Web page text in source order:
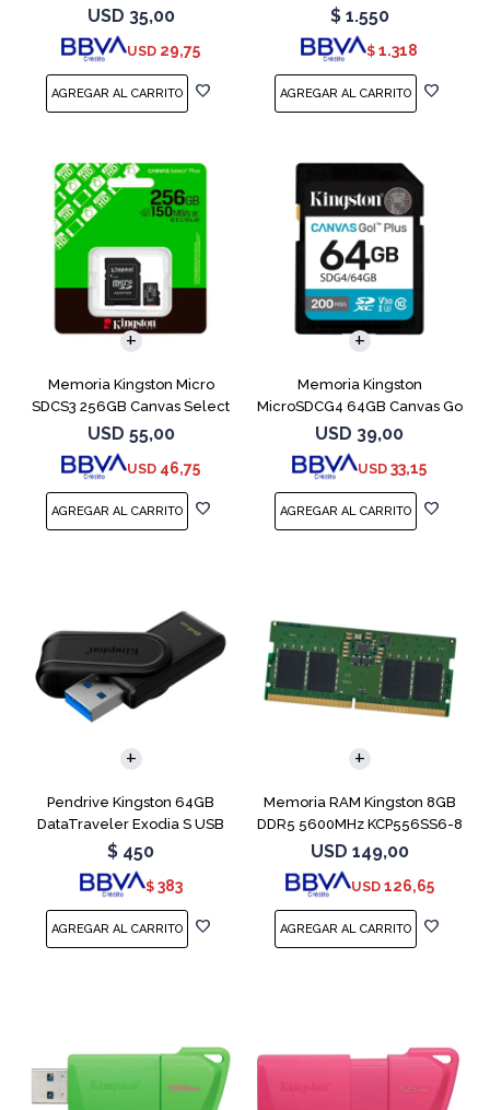
Plus
USD 35,00
USD 29,75
Naranja
$ 1.550
$ 1.318
Memoria Kingston Micro
SDCS3 256GB Canvas Select
Plus
USD 55,00
USD 46,75
Memoria Kingston
MicroSDCG4 64GB Canvas Go
Plus V30
USD 39,00
USD 33,15
Pendrive Kingston 64GB
DataTraveler Exodia S USB
3.2
$ 450
$ 383
Memoria RAM Kingston 8GB
DDR5 5600MHz KCP556SS6-8
SODIMM
USD 149,00
USD 126,65